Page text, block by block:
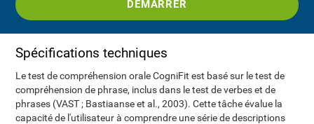
DÉMARRER
Spécifications techniques
Le test de compréhension orale CogniFit est basé sur le test de
compréhension de phrase, inclus dans le test de verbes et de
phrases (VAST ; Bastiaanse et al., 2003). Cette tâche évalue la
capacité de l'utilisateur à comprendre une série de descriptions